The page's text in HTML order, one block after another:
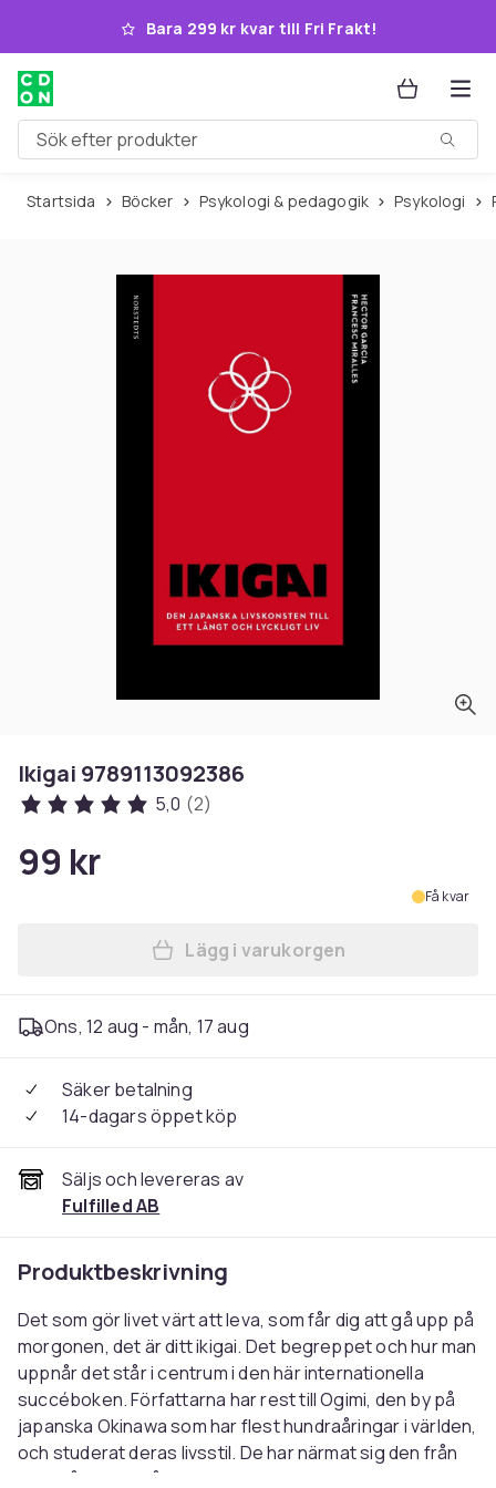
Hoppa till huvudinnehållet
Bara 299 kr kvar till Fri Frakt!
Sök efter produkter
Startsida Böcker Psykologi & pedagogik Psykologi
Ikigai 9789113092386
5,0 (2)
99 kr
Få kvar
Lägg till Ikigai
Lägg i varukorgen
Ons, 12 aug - mån, 17 aug
Säker betalning
14-dagars öppet köp
Säljs och levereras av
Fulfilled AB
Produktbeskrivning
Det som gör livet värt att leva, som får dig att gå upp på
morgonen, det är ditt ikigai. Det begreppet och hur man
uppnår det står i centrum i den här internationella
succéboken. Författarna har rest till Ogimi, den by på
japanska Okinawa som har flest hundraåringar i världen,
och studerat deras livsstil. De har närmat sig den från
olika håll, tittat på kost, motion, yrkesutövning och